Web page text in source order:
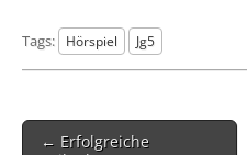
Tags: Hörspiel Jg5
Post
navigation
← Erfolgreiche